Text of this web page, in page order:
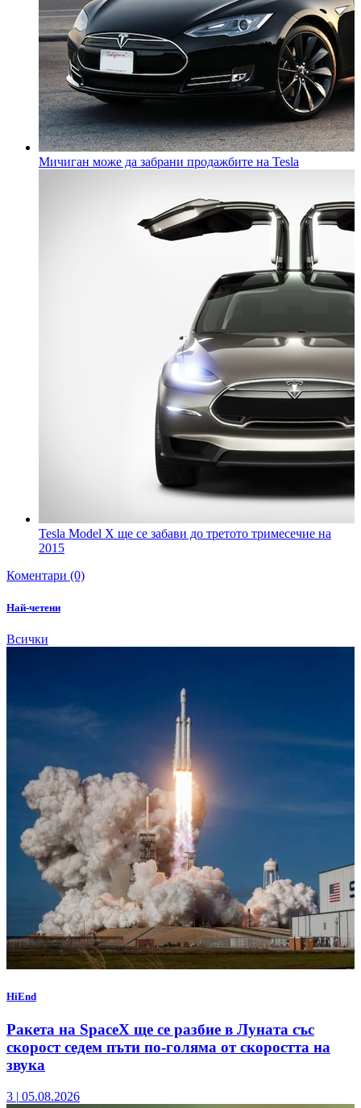
Мичиган може да забрани продажбите на Tesla
Tesla Model X ще се забави до третото тримесечие на
2015
Коментари (0)
Най-четени
Всички
HiEnd
Ракета на SpaceX ще се разбие в Луната със
скорост седем пъти по-голяма от скоростта на
звука
3 | 05.08.2026